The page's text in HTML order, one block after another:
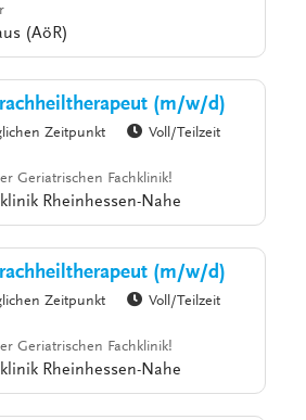
(AöR)
(m/w/d)
Zeitpunkt
Voll/Teilzeit
Geriatrischen Fachklinik!
Rheinhessen-Nahe
(m/w/d)
Zeitpunkt
Voll/Teilzeit
Geriatrischen Fachklinik!
Rheinhessen-Nahe